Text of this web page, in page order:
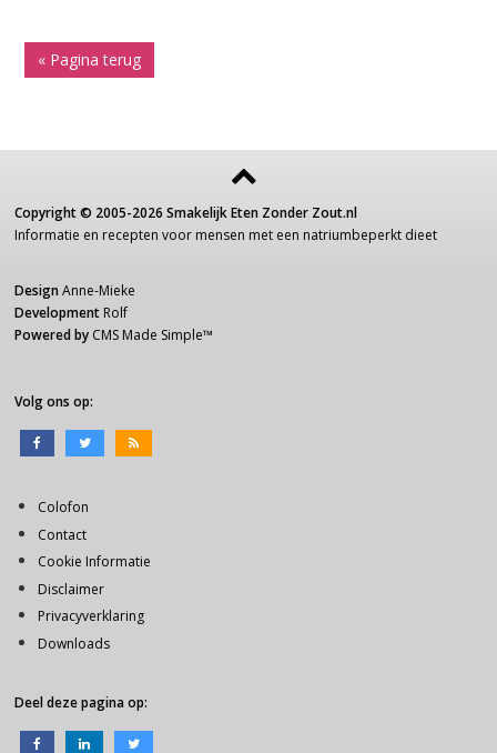
« Pagina terug
Copyright © 2005-2026 Smakelijk Eten Zonder Zout.nl
Informatie en recepten voor mensen met een natriumbeperkt dieet
Design Anne-Mieke
Development Rolf
Powered by CMS Made Simple™
Volg ons op:
Colofon
Contact
Cookie Informatie
Disclaimer
Privacyverklaring
Downloads
Deel deze pagina op: